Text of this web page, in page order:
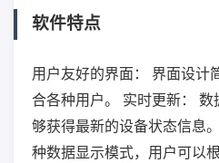
软件特点
用户友好的界面： 界面设计
合各种用户。 实时更新：
够获得最新的设备状态信息
种数据显示模式，用户可以